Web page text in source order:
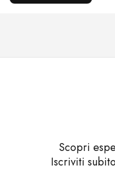
Scopri
Iscriviti